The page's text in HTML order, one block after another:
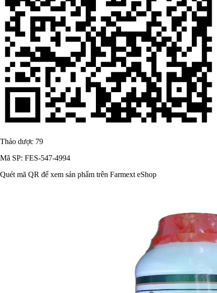
Thảo dược 79
Mã SP: FES-547-4994
Quét mã QR để xem sản phẩm trên Farmext eShop